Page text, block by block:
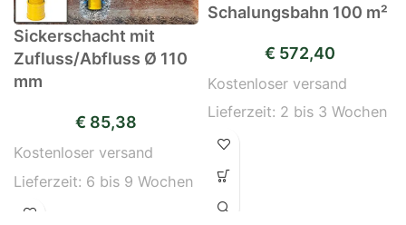
Sickerschacht mit
Zufluss/Abfluss Ø 110
mm
€ 85,38
Kostenloser versand
Lieferzeit: 6 bis 9 Wochen
Schalungsbahn 100 m²
€ 572,40
Kostenloser versand
Lieferzeit: 2 bis 3 Wochen